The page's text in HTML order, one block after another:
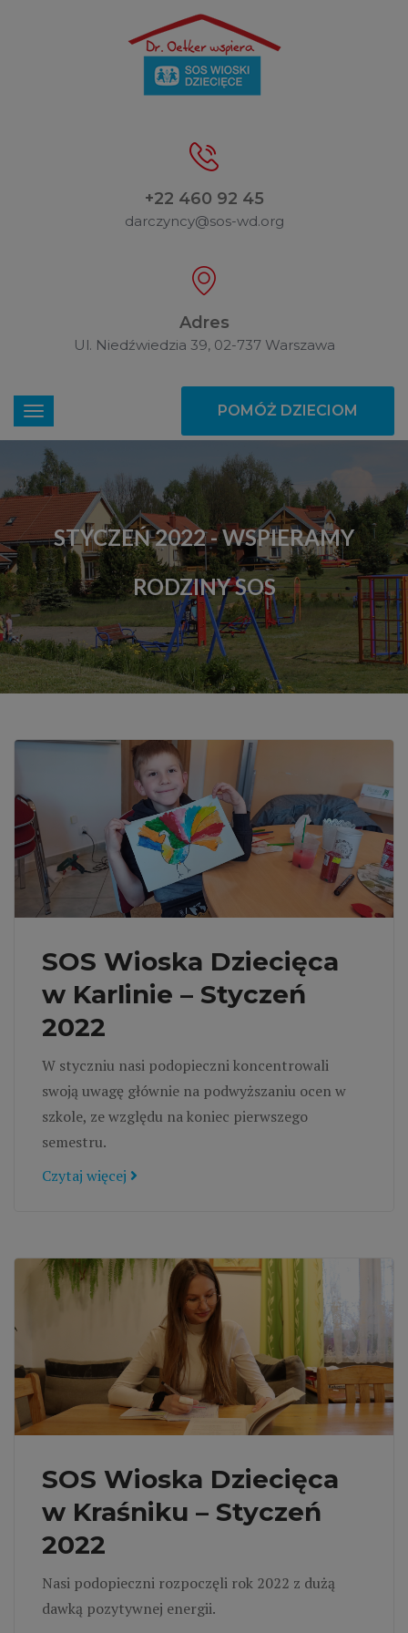
+22 460 92 45
darczyncy@sos-wd.org
Adres
Ul. Niedźwiedzia 39, 02-737 Warszawa
POMÓŻ DZIECIOM
STYCZEŃ 2022 - WSPIERAMY
RODZINY SOS
SOS Wioska Dziecięca
w Karlinie – Styczeń
2022
W styczniu nasi podopieczni koncentrowali
swoją uwagę głównie na podwyższaniu ocen w
szkole, ze względu na koniec pierwszego
semestru.
Czytaj więcej
SOS Wioska Dziecięca
w Kraśniku – Styczeń
2022
Nasi podopieczni rozpoczęli rok 2022 z dużą
dawką pozytywnej energii.